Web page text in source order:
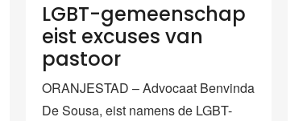
LGBT-gemeenschap
eist excuses van
pastoor
ORANJESTAD – Advocaat Benvinda
De Sousa, eist namens de LGBT-